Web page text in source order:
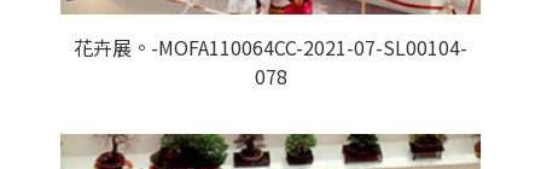
花卉展。-MOFA110064CC-2021-07-SL00104-
078